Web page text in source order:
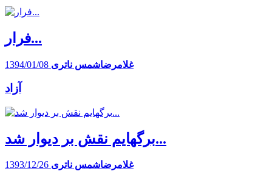
فرار...
غلامرضاشمس ناتری 1394/01/08
آزاد
برگهایم نقش بر دیوار شد...
غلامرضاشمس ناتری 1393/12/26